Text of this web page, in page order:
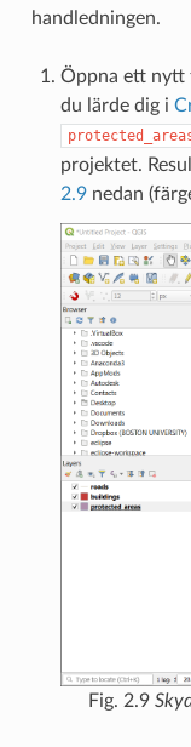
handledningen.
Öppna ett nytt
du lärde dig i
projektet.
2.9nedan
Fig. 2.9